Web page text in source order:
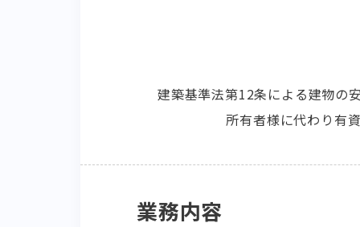
建築基準法第12条による建物の
所有者様に代わり有
業務内容